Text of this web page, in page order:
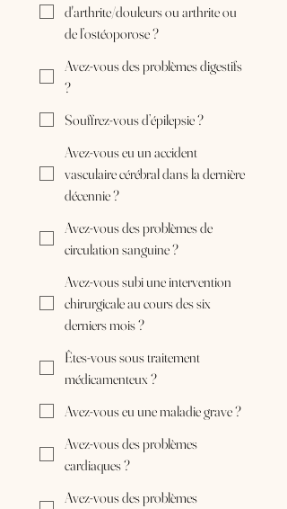
d'arthrite/douleurs ou arthrite ou
de l’ostéoporose ?
Avez-vous des problèmes digestifs
?
Souffrez-vous d’épilepsie ?
Avez-vous eu un accident
vasculaire cérébral dans la dernière
décennie ?
Avez-vous des problèmes de
circulation sanguine ?
Avez-vous subi une intervention
chirurgicale au cours des six
derniers mois ?
Êtes-vous sous traitement
médicamenteux ?
Avez-vous eu une maladie grave ?
Avez-vous des problèmes
cardiaques ?
Avez-vous des problèmes